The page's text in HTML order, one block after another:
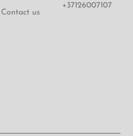
Contact us
+37126007107